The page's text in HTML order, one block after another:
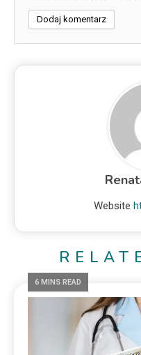
Website
6 MINS READ